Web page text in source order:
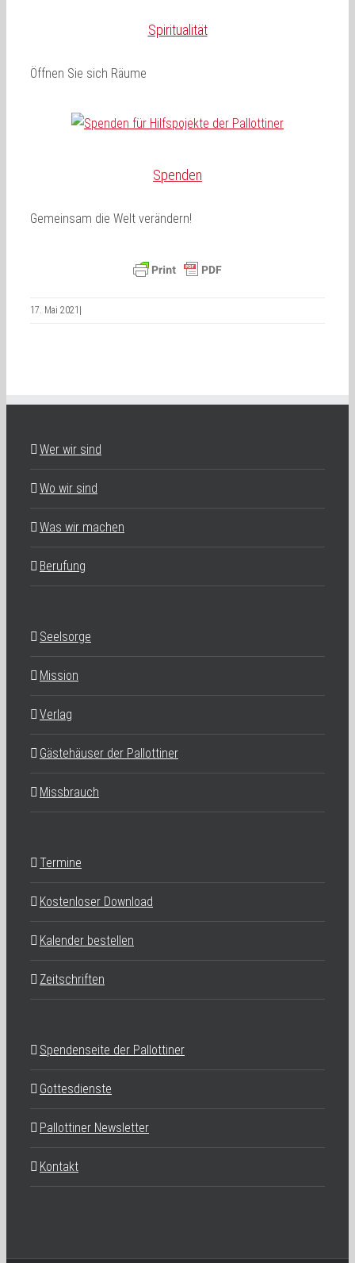
Spiritualität
Öffnen Sie sich Räume
Spenden
Gemeinsam die Welt verändern!
17. Mai 2021
Wer wir sind
Wo wir sind
Was wir machen
Berufung
Seelsorge
Mission
Verlag
Gästehäuser der Pallottiner
Missbrauch
Termine
Kostenloser Download
Kalender bestellen
Zeitschriften
Spendenseite der Pallottiner
Gottesdienste
Pallottiner Newsletter
Kontakt